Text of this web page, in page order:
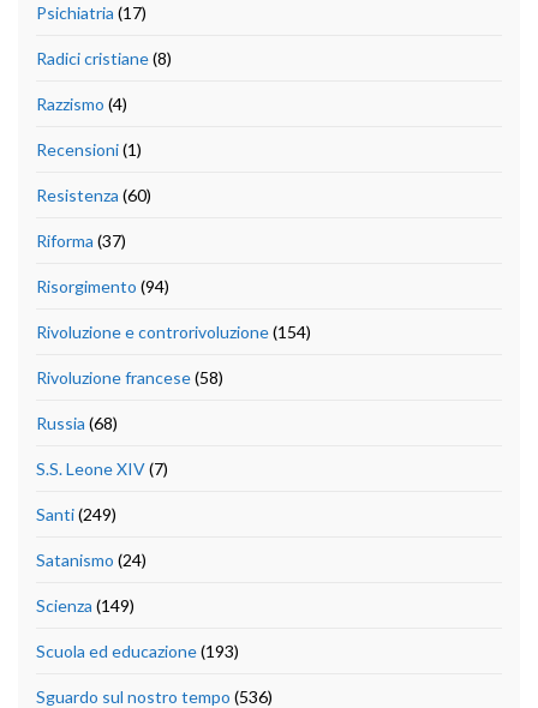
Psichiatria (17)
Radici cristiane(8)
Razzismo (4)
Recensioni(1)
Resistenza (60)
Riforma (37)
Risorgimento (94)
Rivoluzione e controrivoluzione(154)
Rivoluzione francese(58)
Russia (68)
S.S. Leone XIV(7)
Santi(249)
Satanismo (24)
Scienza (149)
Scuola ed educazione(193)
Sguardo sul nostro tempo (536)